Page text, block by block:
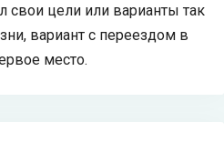
свои цели или варианты так
вариант с переездом в
место.